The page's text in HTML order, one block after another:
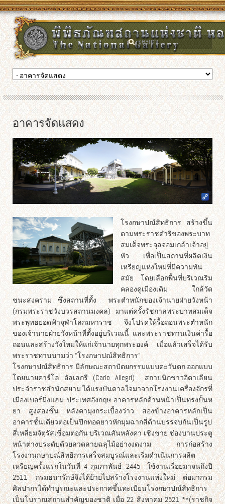
อาคารจัดแสดง
โรงกษาปณ์สิทธิการ สร้างขึ้น
ตามพระราชดำริของพระบาท
สมเด็จพระจุลจอมเกล้าเจ้าอยู่
หัว เพื่อเป็นสถานที่ผลิตเงิน
เหรียญแห่งใหม่ที่มีความทัน
สมัย โดยเลือกพื้นที่บริเวณริม
คลองคูเมืองเดิม ใกล้วัด
ชนะสงคราม ซึ่งสถานที่ตั้ง พระตำหนักของเจ้านายฝ่ายวังหน้า
(กรมพระราชวังบวรสถานมงคล) มาแต่ครั้งรัชกาลพระบาทสมเด็จ
พระพุทธยอดฟ้าจุฬาโลกมหาราช จึงโปรดให้รื้อถอนพระตำหนัก
ของเจ้านายฝ่ายวังหน้าที่ตั้งอยู่บริเวณนี้ และพระราชทานเงินค่ารื้อ
ถอนและสร้างวังใหม่ให้แก่เจ้านายทุกพระองค์ เมื่อแล้วเสร็จได้รับ
พระราชทานนามว่า “โรงกษาปณ์สิทธิการ”
โรงกษาปณ์สิทธิการ มีลักษณะสถาปัตยกรรมแบบตะวันตก ออกแบบ
โดยนายคาร์โล อัลเลกรี (Carlo Allegri) สถาปนิกชาวอิตาเลียน
ประจำราชสำนักสยาม ได้แรงบันดาลใจมาจากโรงงานเครื่องจักรที่
เมืองเบอร์มิ่งแฮม ประเทศอังกฤษ อาคารหลักด้านหน้าเป็นทรงปั้นห
ยา สูงสองชั้น หลังคามุงกระเบื้องว่าว สองข้างอาคารหลักเป็น
อาคารชั้นเดียวต่อเป็นปีกทอดยาวหักมุมฉากสี่ด้านบรรจบกันเป็นรูป
สี่เหลี่ยมจัตุรัสเชื่อมต่อกัน บริเวณสันหลังคา เชิงชาย ช่องบานประตู
หน้าต่างประดับด้วยลวดลายฉลุไม้อย่างงดงาม การก่อสร้าง
โรงงานกษาปณ์สิทธิการเสร็จสมบูรณ์และเริ่มดำเนินการผลิต
เหรียญครั้งแรกในวันที่ 4 กุมภาพันธ์ 2445 ใช้งานเรื่อยมาจนถึงปี
2511 กรมธนารักษ์จึงได้ย้ายไปสร้างโรงงานแห่งใหม่ ต่อมากรม
ศิลปากรได้ทำบูรณะและประกาศขึ้นทะเบียนโรงกษาปณ์สิทธิการ
เป็นโบราณสถานสำคัญของชาติ เมื่อ 22 สิงหาคม 2521 **(ราชกิจ